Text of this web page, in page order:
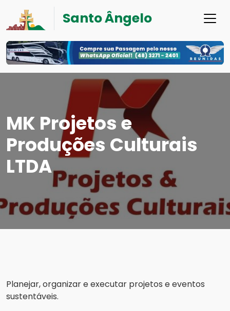
Santo Ângelo
MK Projetos e
Produções Culturais
LTDA
Planejar, organizar e executar projetos e eventos
sustentáveis.